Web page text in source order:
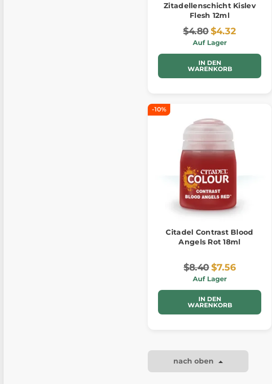
Zitadellenschicht Kislev
Flesh 12ml
$4.80$4.32
Auf Lager
IN DEN
WARENKORB
-10%
Citadel Contrast Blood
Angels Rot 18ml
$8.40$7.56
Auf Lager
IN DEN
WARENKORB
nach oben